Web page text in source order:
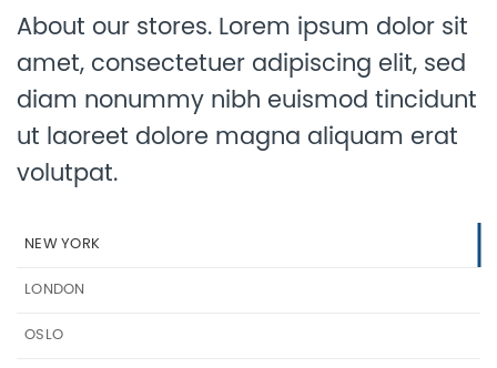
About our stores. Lorem ipsum dolor sit
amet, consectetuer adipiscing elit, sed
diam nonummy nibh euismod tincidunt
ut laoreet dolore magna aliquam erat
volutpat.
NEW YORK
LONDON
OSLO